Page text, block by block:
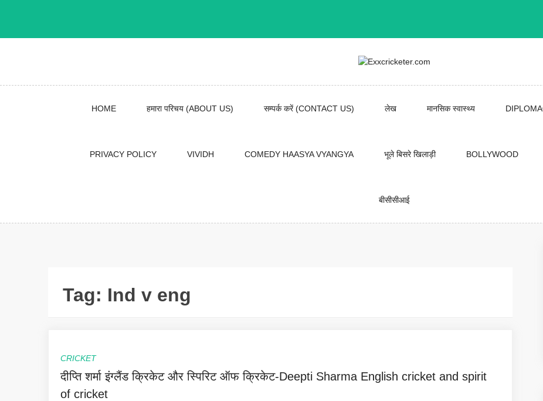
HOME हमारा परिचय (ABOUT US) सम्पर्क करें (CONTACT US) लेख मानसिक स्वास्थ्य
PRIVACY POLICY VIVIDH COMEDY HAASYA VYANGYA भूले बिसरे खिलाड़ी BOLLYWOOD
बीसीसीआई
Tag: Ind v eng
CRICKET
दीप्ति शर्मा इंग्लैंड क्रिकेट और स्पिरिट ऑफ क्रिकेट-Deepti Sharma English cricket and spirit
of cricket